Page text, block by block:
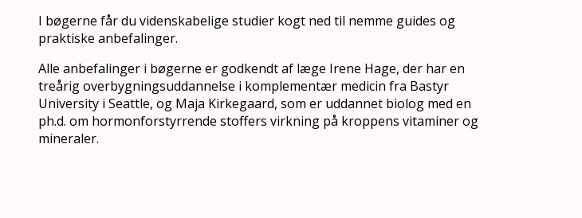
I bøgerne får du videnskabelige studier kogt ned til nemme guides og
praktiske anbefalinger.
Alle anbefalinger i bøgerne er godkendt af læge Irene Hage, der har en
treårig overbygningsuddannelse i komplementær medicin fra Bastyr
University i Seattle, og Maja Kirkegaard, som er uddannet biolog med en
ph.d. om hormonforstyrrende stoffers virkning på kroppens vitaminer og
mineraler.